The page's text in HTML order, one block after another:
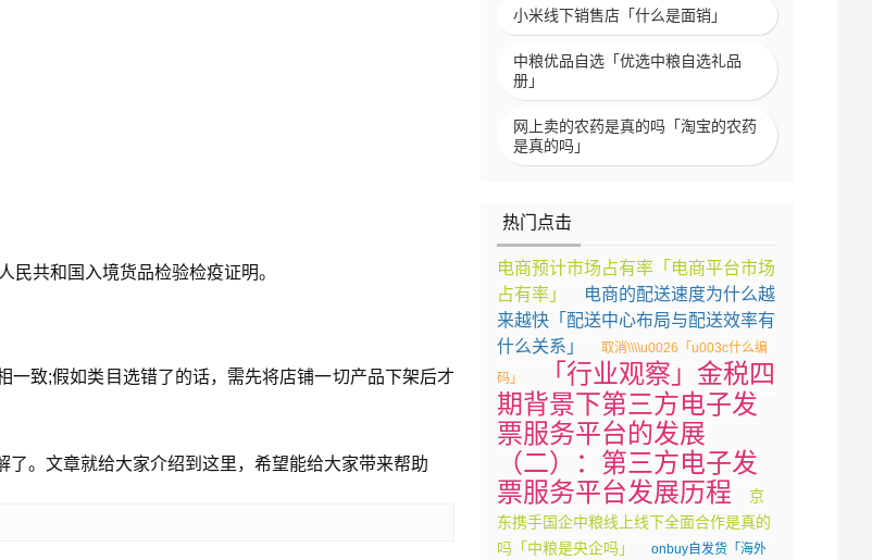
小米线下销售店「什么是面销」
中粮优品自选「优选中粮自选礼品
册」
网上卖的农药是真的吗「淘宝的农药
是真的吗」
热门点击
电商预计市场占有率「电商平台市场
占有率」
电商的配送速度为什么越
来越快「配送中心布局与配送效率有
什么关系」
取消\\\\u0026「u003c什么编
码」
「行业观察」金税四
期背景下第三方电子发
票服务平台的发展
（二）：第三方电子发
票服务平台发展历程
京
东携手国企中粮线上线下全面合作是真的
吗「中粮是央企吗」
onbuy自发货「海外
民共和国入境货品检验检疫证明。
致;假如类目选错了的话，需先将店铺一切产品下架后才
。文章就给大家介绍到这里，希望能给大家带来帮助